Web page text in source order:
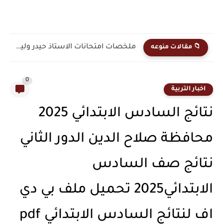
📁 مقالات منوعه ملخصات امتحانات الاستاذ حيدر وليد الفصل الثاني رياضيات السادس...
اخبار التربية
0
نتائج السادس الابتدائي 2025
محافظة صلاح الدين الدور الثاني
نتائج صف السادس
الابتدائي2025 تحميل ملف بي دي
اف لنتائج السادس الابتدائي pdf